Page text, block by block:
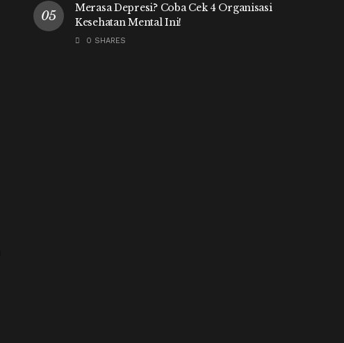
Merasa Depresi? Coba Cek 4 Organisasi
Kesehatan Mental Ini!
0 SHARES